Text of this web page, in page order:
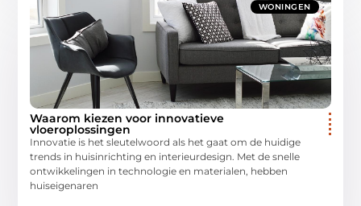
WONINGEN
Waarom kiezen voor innovatieve
vloeroplossingen
Innovatie is het sleutelwoord als het gaat om de huidige
trends in huisinrichting en interieurdesign. Met de snelle
ontwikkelingen in technologie en materialen, hebben
huiseigenaren